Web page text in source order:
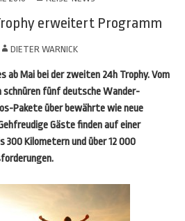
erweitert Programm
DIETER WARNICK
ab Mai bei der zweiten 24h Trophy. Vom
schnüren fünf deutsche Wander-
Pakete über bewährte wie neue
Gäste finden auf einer
300 Kilometern und über 12 000